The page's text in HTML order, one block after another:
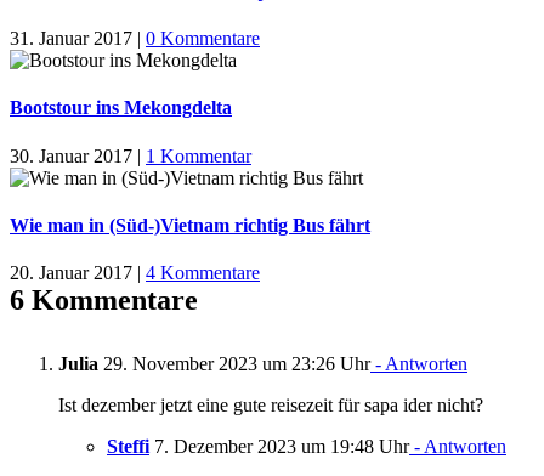
31. Januar 2017 | 0 Kommentare
Bootstour ins Mekongdelta
30. Januar 2017 | 1 Kommentar
Wie man in (Süd-)Vietnam richtig Bus fährt
20. Januar 2017 | 4 Kommentare
6 Kommentare
Julia 29. November 2023 um 23:26 Uhr- Antworten
Ist dezember jetzt eine gute reisezeit für sapa ider nicht?
Steffi 7. Dezember 2023 um 19:48 Uhr- Antworten